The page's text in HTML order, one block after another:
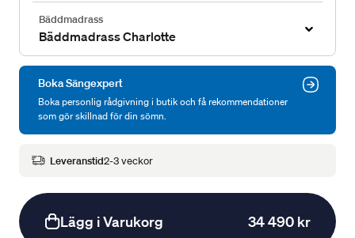
Bäddmadrass
Bäddmadrass Charlotte
Boka Sängexpert
Boka personlig rådgivning i butik och få rekommendationer
som gör skillnad för din sömn.
Leveranstid2-3 veckor
Lägg i Varukorg 34 490 kr